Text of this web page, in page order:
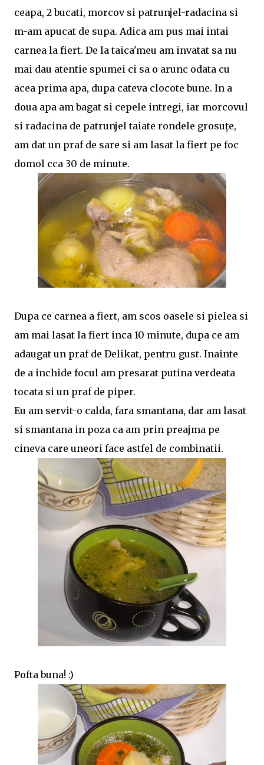
ceapa, 2 bucati, morcov si patrunjel-radacina si
m-am apucat de supa. Adica am pus mai intai
carnea la fiert. De la taica'meu am invatat sa nu
mai dau atentie spumei ci sa o arunc odata cu
acea prima apa, dupa cateva clocote bune. In a
doua apa am bagat si cepele intregi, iar morcovul
si radacina de patrunjel taiate rondele grosuţe,
am dat un praf de sare si am lasat la fiert pe foc
domol cca 30 de minute.
Dupa ce carnea a fiert, am scos oasele si pielea si
am mai lasat la fiert inca 10 minute, dupa ce am
adaugat un praf de Delikat, pentru gust. Inainte
de a inchide focul am presarat putina verdeata
tocata si un praf de piper.
Eu am servit-o calda, fara smantana, dar am lasat
si smantana in poza ca am prin preajma pe
cineva care uneori face astfel de combinatii.
Pofta buna! :)